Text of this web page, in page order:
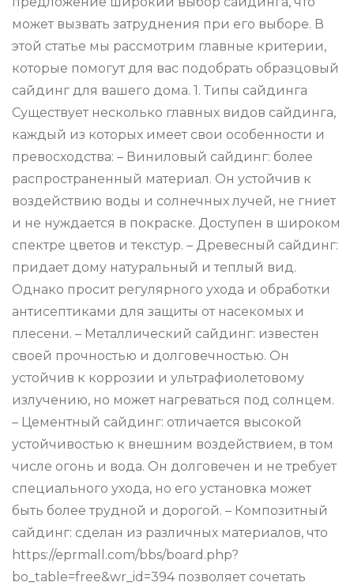
может вызвать затруднения при его выборе. В
этой статье мы рассмотрим главные критерии,
которые помогут для вас подобрать образцовый
сайдинг для вашего дома. 1. Типы сайдинга
Существует несколько главных видов сайдинга,
каждый из которых имеет свои особенности и
превосходства: – Виниловый сайдинг: более
распространенный материал. Он устойчив к
воздействию воды и солнечных лучей, не гниет
и не нуждается в покраске. Доступен в широком
спектре цветов и текстур. – Древесный сайдинг:
придает дому натуральный и теплый вид.
Однако просит регулярного ухода и обработки
антисептиками для защиты от насекомых и
плесени. – Металлический сайдинг: известен
своей прочностью и долговечностью. Он
устойчив к коррозии и ультрафиолетовому
излучению, но может нагреваться под солнцем.
– Цементный сайдинг: отличается высокой
устойчивостью к внешним воздействием, в том
числе огонь и вода. Он долговечен и не требует
специального ухода, но его установка может
быть более трудной и дорогой. – Композитный
сайдинг: сделан из различных материалов, что
https://eprmall.com/bbs/board.php?
bo_table=free&wr_id=394 позволяет сочетать